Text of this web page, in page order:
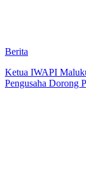
Berita
Ketua IWAPI
Pengusaha Dorong